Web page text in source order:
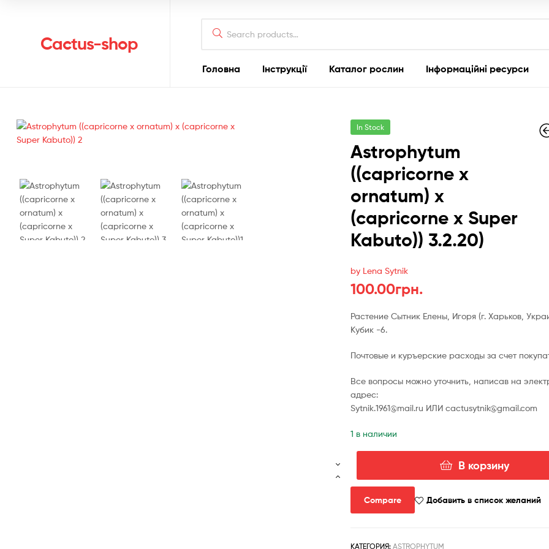
Cactus-shop
for:
Головна Інструкції Каталог рослин Інформаційні ресурси
In Stock
Astrophytum
((capricorne x
ornatum) х
(capricorne x Super
Kabuto)) 3.2.20)
by Lena Sytnik
100.00грн.
Растение Сытник Елены, Игоря (г. Харьков,
Кубик -6.
Почтовые и куръерские расходы за счет
Все вопросы можно уточнить, написав на
адрес:
Sytnik.1961@mail.ru ИЛИ cactusytnik@gmail.com
1 в наличии
товара
Astrophytum
((capricorne
В корзину
Compare Добавить в список желаний
КАТЕГОРИЯ: ASTROPHYTUM